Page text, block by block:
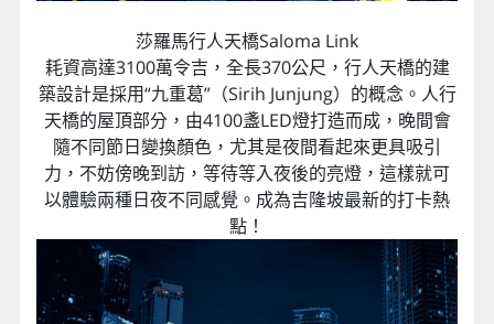
莎羅馬行人天橋Saloma Link
耗資高達3100萬令吉，全長370公尺，行人天橋的建
築設計是採用“九重葛”（Sirih Junjung）的概念。人行
天橋的屋頂部分，由4100盞LED燈打造而成，晚間會
隨不同節日變換顏色，尤其是夜間看起來更具吸引
力，不妨傍晚到訪，等待等入夜後的亮燈，這樣就可
以體驗兩種日夜不同感覺。成為吉隆坡最新的打卡熱
點！